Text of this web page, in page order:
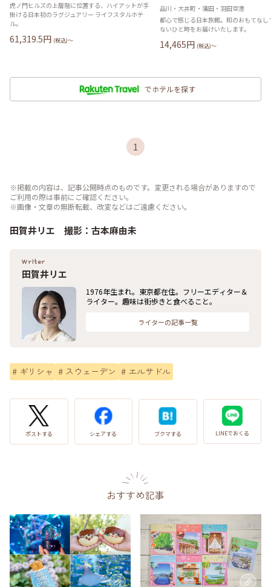
虎ノ門ヒルズの上層階に位置する、ハイアットが手
掛ける日本初のラグジュアリー ライフスタルホテ
ル。
61,319.5円 (税込)〜
品川・大井町・蒲田・羽田空港
都心で感じる日本旅館。和のおもてなし
ないひと時をお届けいたします。
14,465円 (税込)〜
でホテルを探す
1
※掲載の内容は、記事公開時点のものです。変更される場合がありますので
ご利用の際は事前にご確認ください。
※画像・文章の無断転載、改変などはご遠慮ください。
田賀井リエ 撮影：古本麻由未
Writer
田賀井リエ
1976年生まれ。東京都在住。フリーエディター＆
ライター。趣味は街歩きと食べること。
ライターの記事一覧
# ギリシャ # スウェーデン # エルサドル
ポストする シェアする ブクマする LINEでおくる
おすすめ記事